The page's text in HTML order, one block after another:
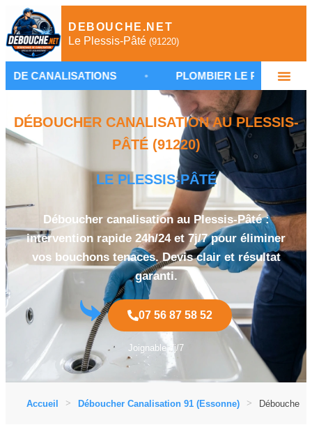
DEBOUCHE.NET
Le Plessis-Pâté (91220)
• PLOMBIER LE PLESSIS-PÂTÉ
DÉBOUCHER CANALISATION AU PLESSIS-
PÂTÉ (91220)
LE PLESSIS-PÂTÉ
Déboucher canalisation au Plessis-Pâté :
intervention rapide 24h/24 et 7j/7 pour éliminer
vos bouchons tenaces. Devis clair et résultat
garanti.
07 56 87 58 52
Joignable 7j/7
Accueil Déboucher Canalisation 91 (Essonne) Déboucher